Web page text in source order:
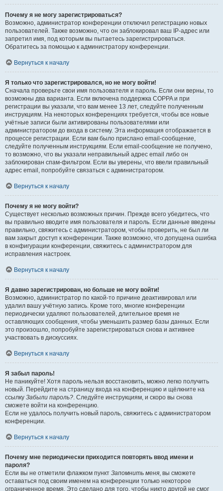
Почему я не могу зарегистрироваться?
Возможно, администратор конференции отключил регистрацию новых
пользователей. Также возможно, что он заблокировал ваш IP-адрес или
запретил имя, под которым вы пытаетесь зарегистрироваться.
Обратитесь за помощью к администратору конференции.
Вернуться к началу
Я только что зарегистрировался, но не могу войти!
Сначала проверьте свои имя пользователя и пароль. Если они верны, то
возможны два варианта. Если включена поддержка COPPA и при
регистрации вы указали, что вам менее 13 лет, следуйте полученным
инструкциям. На некоторых конференциях требуется, чтобы все новые
учётные записи были активированы пользователями или
администратором до входа в систему. Эта информация отображается в
процессе регистрации. Если вам было прислано email-сообщение,
следуйте полученным инструкциям. Если email-сообщение не получено,
то возможно, что вы указали неправильный адрес email либо он
заблокирован спам-фильтром. Если вы уверены, что ввели правильный
адрес email, попробуйте связаться с администратором.
Вернуться к началу
Почему я не могу войти?
Существует несколько возможных причин. Прежде всего убедитесь, что
вы правильно вводите имя пользователя и пароль. Если данные введены
правильно, свяжитесь с администратором, чтобы проверить, не был ли
вам закрыт доступ к конференции. Также возможно, что допущена ошибка
в конфигурации конференции, свяжитесь с администратором для
исправления настроек.
Вернуться к началу
Я давно зарегистрирован, но больше не могу войти!
Возможно, администратор по какой-то причине деактивировал или
удалил вашу учётную запись. Кроме того, многие конференции
периодически удаляют пользователей, длительное время не
оставляющих сообщения, чтобы уменьшить размер базы данных. Если
это произошло, попробуйте зарегистрироваться снова и активнее
участвовать в дискуссиях.
Вернуться к началу
Я забыл пароль!
Не паникуйте! Хотя пароль нельзя восстановить, можно легко получить
новый. Перейдите на страницу входа на конференцию и щёлкните на
ссылку Забыли пароль?. Следуйте инструкциям, и скоро вы снова
сможете войти на конференцию.
Если не удалось получить новый пароль, свяжитесь с администратором
конференции.
Вернуться к началу
Почему мне периодически приходится повторять ввод имени и
пароля?
Если вы не отметили флажком пункт Запомнить меня, вы сможете
оставаться под своим именем на конференции только некоторое
ограниченное время. Это сделано для того, чтобы никто другой не смог